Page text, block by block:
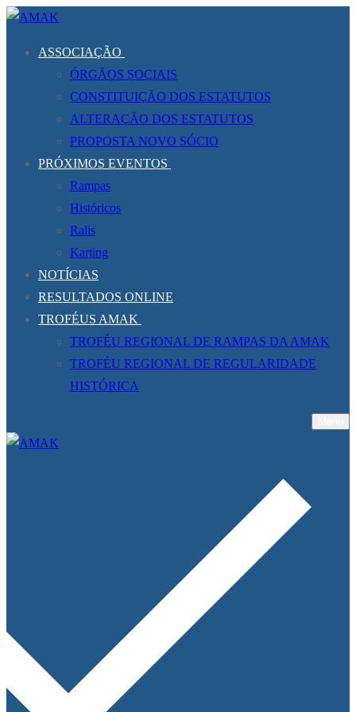
Saltar
conteúdo
Menu
Fechar
ASSOCIAÇÃO
ÓRGÃOS SOCIAIS
CONSTITUIÇÃO DOS ESTATUTOS
ALTERAÇÃO DOS ESTATUTOS
PROPOSTA NOVO SÓCIO
PRÓXIMOS EVENTOS
Rampas
Históricos
Ralis
Karting
NOTÍCIAS
RESULTADOS ONLINE
TROFÉUS AMAK
TROFÉU REGIONAL DE RAMPAS DA AMAK
TROFÉU REGIONAL DE REGULARIDADE
HISTÓRICA